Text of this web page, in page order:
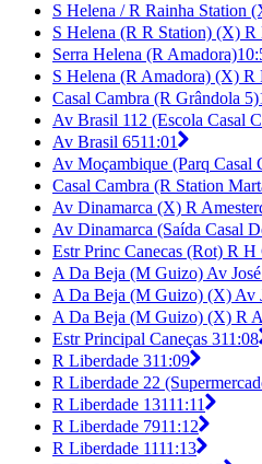
S Helena / R Rainha Station
S Helena (R R Station) (X) R
Serra Helena (R Amadora)
S Helena (R Amadora) (X) R
Casal Cambra (R Grândola 5)
Av Brasil 112 (Escola Casal
Av Brasil 6511:01
Av Moçambique (Parq Casal
Casal Cambra (R Station
Av Dinamarca (X) R
Av Dinamarca (Saída Casal
Estr Princ Canecas (Rot) R H
A Da Beja (M Guizo) Av
A Da Beja (M Guizo) (X) Av
A Da Beja (M Guizo) (X) R
Estr Principal Caneças 311:08
R Liberdade 311:09
R Liberdade 22
R Liberdade 13111:11
R Liberdade 7911:12
R Liberdade 1111:13